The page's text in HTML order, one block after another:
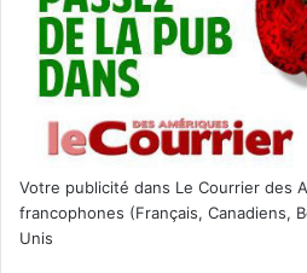
Votre publicité dans Le Courrier des
francophones (Français, Canadiens,
Unis